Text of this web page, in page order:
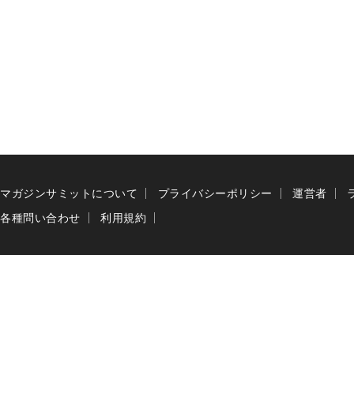
マガジンサミットについて プライバシーポリシー 運営者
各種問い合わせ
利用規約